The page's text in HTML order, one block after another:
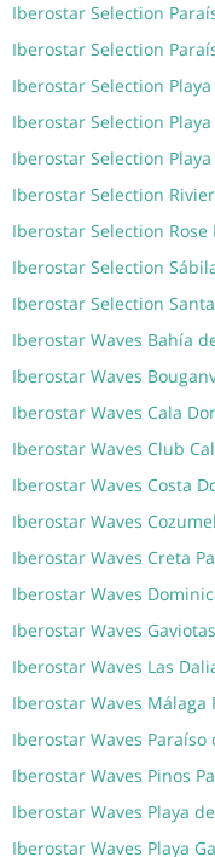
Iberostar Selection
Iberostar Selection
Iberostar Selection
Iberostar Selection
Iberostar Selection
Iberostar Selection
Iberostar Selection
Iberostar Selection
Iberostar Selection
Iberostar Waves Bahía
Iberostar Waves
Iberostar Waves Cala
Iberostar Waves Club
Iberostar Waves Costa
Iberostar Waves
Iberostar Waves Creta
Iberostar Waves
Iberostar Waves
Iberostar Waves Las
Iberostar Waves Málaga
Iberostar Waves
Iberostar Waves Pinos
Iberostar Waves Playa
Iberostar Waves Playa